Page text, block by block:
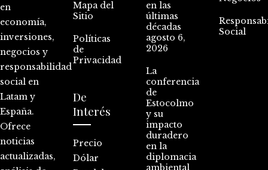
en
economía,
inversiones,
negocios y
responsabilidad
social en
Latam y
España.
Ofrece
noticias
actualizadas,
Mapa del
Sitio
Políticas
de
Privacidad
De
Interés
Precio
Dólar
en las
últimas
décadas
agosto 6,
2026
La
conferencia
de
Estocolmo
y su
impacto
duradero
en la
diplomacia
ambiental
Social